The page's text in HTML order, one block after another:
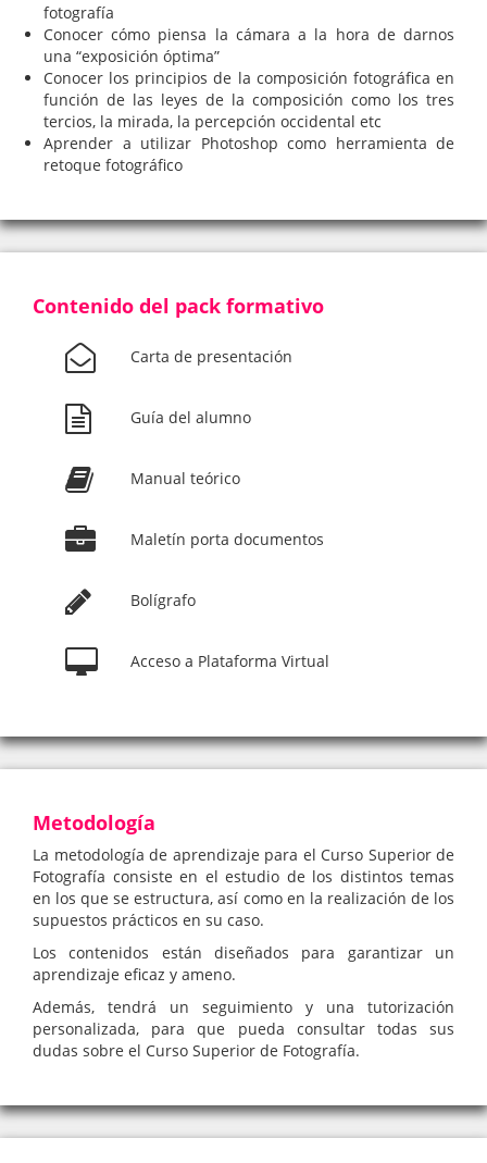
fotografía
Conocer cómo piensa la cámara a la hora de darnos
una “exposición óptima”
Conocer los principios de la composición fotográfica en
función de las leyes de la composición como los tres
tercios, la mirada, la percepción occidental etc
Aprender a utilizar Photoshop como herramienta de
retoque fotográfico
Contenido del pack formativo
Carta de presentación
Guía del alumno
Manual teórico
Maletín porta documentos
Bolígrafo
Acceso a Plataforma Virtual
Metodología
La metodología de aprendizaje para el Curso Superior de
Fotografía consiste en el estudio de los distintos temas
en los que se estructura, así como en la realización de los
supuestos prácticos en su caso.
Los contenidos están diseñados para garantizar un
aprendizaje eficaz y ameno.
Además, tendrá un seguimiento y una tutorización
personalizada, para que pueda consultar todas sus
dudas sobre el Curso Superior de Fotografía.